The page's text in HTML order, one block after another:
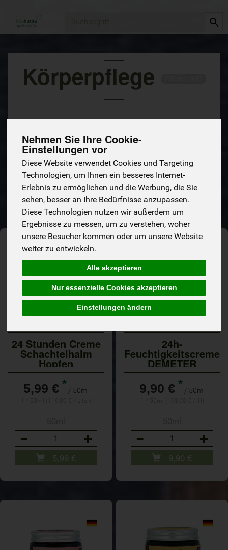
Nehmen Sie Ihre Cookie-
Einstellungen vor
Diese Website verwendet Cookies und Targeting
Technologien, um Ihnen ein besseres Internet-
Erlebnis zu ermöglichen und die Werbung, die Sie
sehen, besser an Ihre Bedürfnisse anzupassen.
Diese Technologien nutzen wir außerdem um
Ergebnisse zu messen, um zu verstehen, woher
unsere Besucher kommen oder um unsere Website
weiter zu entwickeln.
Alle akzeptieren
Nur essenzielle Cookies akzeptieren
Einstellungen ändern
Körperpflege
Hersteller Ernährung Allergene
24 Stunden Creme
Schachtelhalm
Hopfen
5,99 € * / 50ml
5,99 €
24h-
Feuchtigkeitscreme
DEMETER
9,90 € * / 50ml
9,90 €